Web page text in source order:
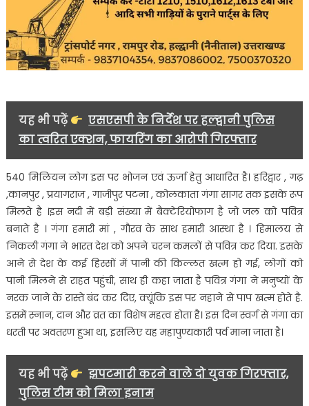
यह भी पढ़ें
एसएसपी के निर्देश पर हल्द्वानी पुलिस
का त्वरित एक्शन, फायरिंग का आरोपी गिरफ्तार
540 मिलियन लोग इस पर भोजन एवं ऊर्जा हेतु आधारित है। हरिद्वार , गढ़
,कानपुर , प्रयागराज , गाजीपुर पटना , कोलकाता गंगा सागर तक इसके रूप
मिलते है ।इस नदी में बड़ी संख्या में बैक्टेरियोफाग है जो जल को पवित्र
बनाते है । गंगा हमारी मां , गौरव के साथ हमारी आस्था है । हिमालय से
निकली गंगा ने भारत देश को अपने चरन कमलों से पवित्र कर दिया. इसके
आने से देश के कई हिस्सों में पानी की किल्लत खत्म हो गई, लोगों को
पानी मिलने से राहत पहुंची, साथ ही कहा जाता है पवित्र गंगा ने मनुष्यों के
नरक जाने के रास्ते बंद कर दिए, क्यूंकि इस पर नहाने से पाप खत्म होते है.
इसमें स्नान, दान और व्रत का विशेष महत्व होता है। इस दिन स्वर्ग से गंगा का
धरती पर अवतरण हुआ था, इसलिए यह महापुण्यकारी पर्व माना जाता है।
यह भी पढ़ें
झपटमारी करने वाले दो युवक गिरफ्तार,
पुलिस टीम को मिला इनाम